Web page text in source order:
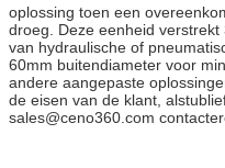
oplossing toen een
droeg. Deze eenheid
van hydraulische of
60mm buitendiameter voor
andere aangepaste
de eisen van de klant,
sales@ceno360.com